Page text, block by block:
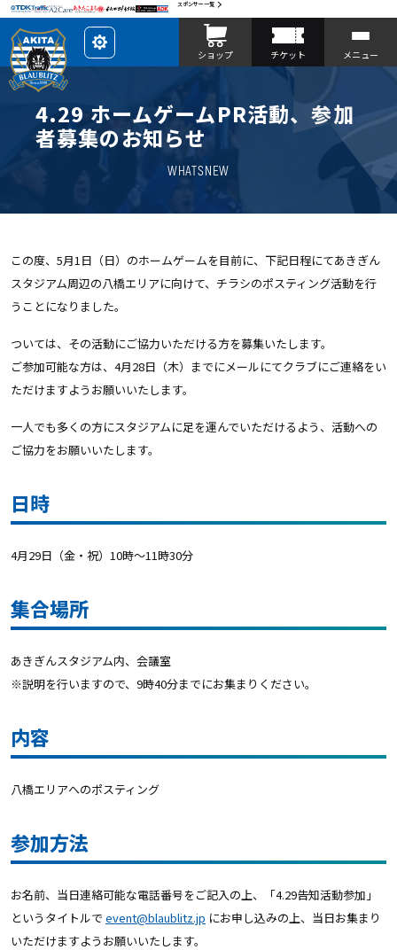
スポンサー一覧
レ
イ
ア
を
カ
ス
タ
マ
ショップ チケット メニュー
4.29 ホームゲームPR活動、参加
者募集のお知らせ
WHATSNEW
この度、5月1日（日）のホームゲームを目前に、下記日程にてあきぎん
スタジアム周辺の八橋エリアに向けて、チラシのポスティング活動を行
うことになりました。
ついては、その活動にご協力いただける方を募集いたします。
ご参加可能な方は、4月28日（木）までにメールにてクラブにご連絡をい
ただけますようお願いいたします。
一人でも多くの方にスタジアムに足を運んでいただけるよう、活動への
ご協力をお願いいたします。
日時
4月29日（金・祝）10時〜11時30分
集合場所
あきぎんスタジアム内、会議室
※説明を行いますので、9時40分までにお集まりください。
内容
八橋エリアへのポスティング
参加方法
お名前、当日連絡可能な電話番号をご記入の上、「4.29告知活動参加」
というタイトルで event@blaublitz.jp にお申し込みの上、当日お集まり
いただけますようお願いいたします。